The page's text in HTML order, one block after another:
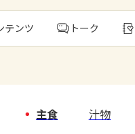
テンツ トーク
主食 汁物